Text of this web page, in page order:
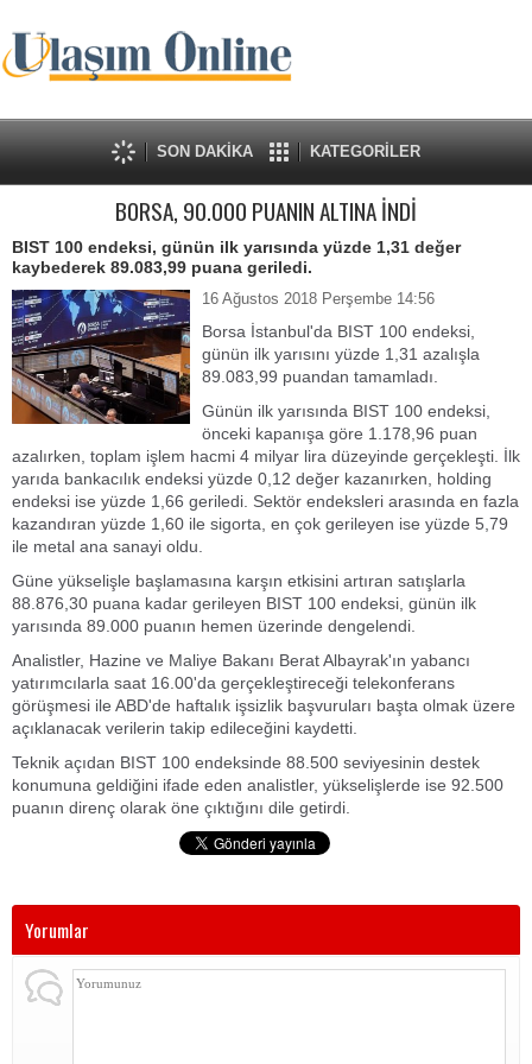
SON DAKİKA KATEGORİLER
BORSA, 90.000 PUANIN ALTINA İNDİ
BIST 100 endeksi, günün ilk yarısında yüzde 1,31 değer
kaybederek 89.083,99 puana geriledi.
16 Ağustos 2018 Perşembe 14:56
Borsa İstanbul'da BIST 100 endeksi,
günün ilk yarısını yüzde 1,31 azalışla
89.083,99 puandan tamamladı.
Günün ilk yarısında BIST 100 endeksi,
önceki kapanışa göre 1.178,96 puan
azalırken, toplam işlem hacmi 4 milyar lira düzeyinde gerçekleşti. İlk
yarıda bankacılık endeksi yüzde 0,12 değer kazanırken, holding
endeksi ise yüzde 1,66 geriledi. Sektör endeksleri arasında en fazla
kazandıran yüzde 1,60 ile sigorta, en çok gerileyen ise yüzde 5,79
ile metal ana sanayi oldu.
Güne yükselişle başlamasına karşın etkisini artıran satışlarla
88.876,30 puana kadar gerileyen BIST 100 endeksi, günün ilk
yarısında 89.000 puanın hemen üzerinde dengelendi.
Analistler, Hazine ve Maliye Bakanı Berat Albayrak'ın yabancı
yatırımcılarla saat 16.00'da gerçekleştireceği telekonferans
görüşmesi ile ABD'de haftalık işsizlik başvuruları başta olmak üzere
açıklanacak verilerin takip edileceğini kaydetti.
Teknik açıdan BIST 100 endeksinde 88.500 seviyesinin destek
konumuna geldiğini ifade eden analistler, yükselişlerde ise 92.500
puanın direnç olarak öne çıktığını dile getirdi.
Yorumlar